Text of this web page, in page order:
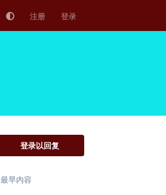
注册 登录
登录以回复
最早内容